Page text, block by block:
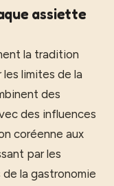
assiette
la tradition
les limites de la
des
des influences
coréenne aux
par les
la gastronomie